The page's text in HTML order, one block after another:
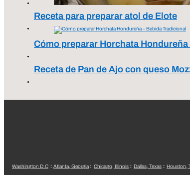
Receta para preparar atol de Elote
Cómo preparar Horchata
Receta de Pan de Ajo con queso
Washington D.C :: Atlanta, Georgia :: Chicago, Illinois :: Dallas, Texas :: Houston,